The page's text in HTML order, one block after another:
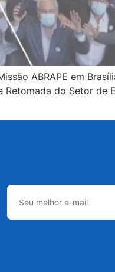
ABRAPE em
do Setor de